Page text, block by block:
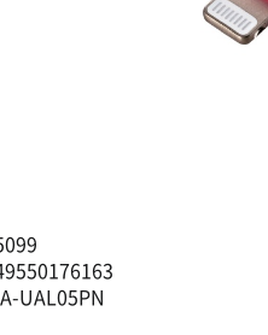
UAL05PN